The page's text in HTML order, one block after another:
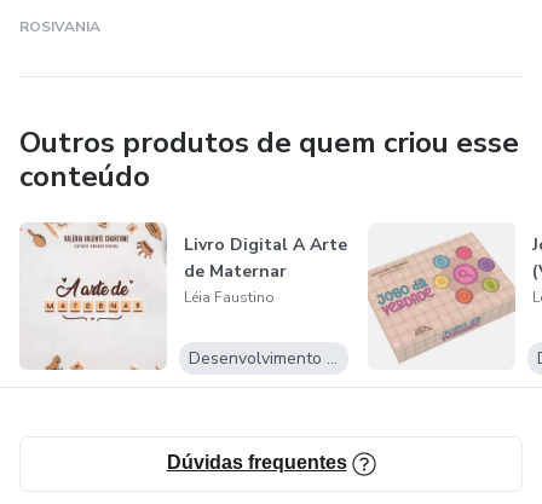
ROSIVANIA
Outros produtos de quem criou esse
conteúdo
Livro Digital A Arte
de Maternar
Léia Faustino
Desenvolvimento Pessoal
Dúvidas frequentes